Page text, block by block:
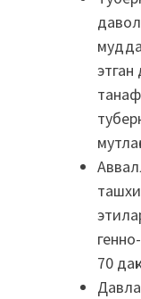
этган
70